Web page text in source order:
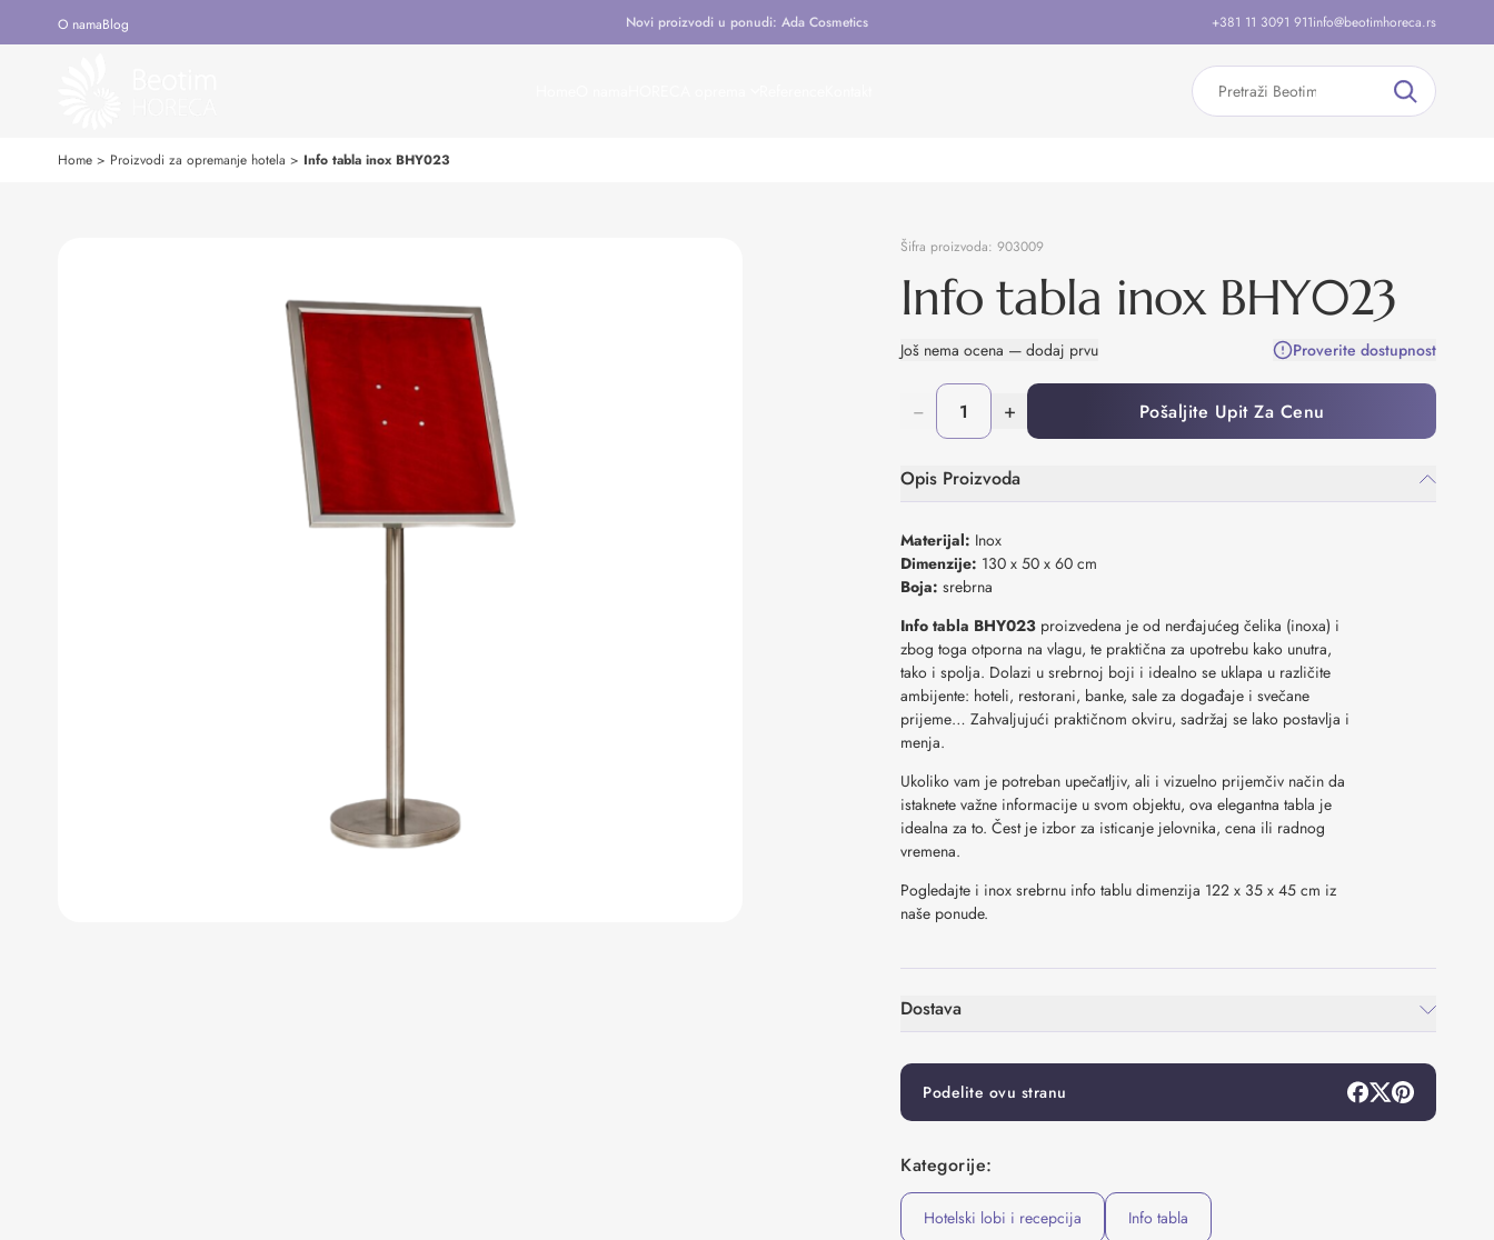
O namaBlog Novi proizvodi u ponudi: Ada Cosmetics +381 11 3091 911info@beotimhoreca.rs
Home > Proizvodi za opremanje hotela > Info tabla inox BHY023
Šifra proizvoda:903009
Info tabla inox BHY023
Još nema ocena — dodaj prvu Proverite dostupnost
− + Pošaljite Upit Za Cenu
Opis Proizvoda
Materijal: Inox
Dimenzije: 130 x 50 x 60 cm
Boja: srebrna
Info tabla BHY023 proizvedena je od nerđajućeg čelika (inoxa) i
zbog toga otporna na vlagu, te praktična za upotrebu kako unutra,
tako i spolja. Dolazi u srebrnoj boji i idealno se uklapa u različite
ambijente: hoteli, restorani, banke, sale za događaje i svečane
prijeme… Zahvaljujući praktičnom okviru, sadržaj se lako postavlja i
menja.
Ukoliko vam je potreban upečatljiv, ali i vizuelno prijemčiv način da
istaknete važne informacije u svom objektu, ova elegantna tabla je
idealna za to. Čest je izbor za isticanje jelovnika, cena ili radnog
vremena.
Pogledajte i inox srebrnu info tablu dimenzija 122 x 35 x 45 cm iz
naše ponude.
Dostava
Podelite ovu stranu
Kategorije:
Hotelski lobi i recepcija Info tabla